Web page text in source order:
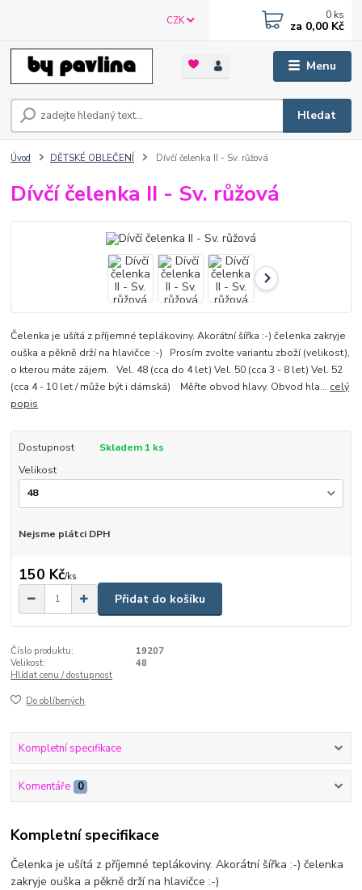
Menu
CZK
Hledat
0 ks
za 0,00 Kč
Úvod DĚTSKÉ OBLEČENÍ Dívčí čelenka II - Sv. růžová
Dívčí čelenka II - Sv. růžová
Čelenka je ušítá z příjemné teplákoviny. Akorátní šířka :-) čelenka zakryje
ouška a pěkně drží na hlavičce :-) Prosím zvolte variantu zboží (velikost),
o kterou máte zájem. Vel. 48 (cca do 4 let) Vel. 50 (cca 3 - 8 let) Vel. 52
(cca 4 - 10 let / může být i dámská) Měřte obvod hlavy. Obvod hla... celý
popis
Dostupnost
Skladem 1 ks
Velikost
Nejsme plátci DPH
150 Kč/ks
Přidat do košíku
Číslo produktu:
19207
Velikost:
48
Hlídat cenu / dostupnost
Do oblíbených
Kompletní specifikace
Komentáře 0
Kompletní specifikace
Čelenka je ušítá z příjemné teplákoviny. Akorátní šířka :-) čelenka
zakryje ouška a pěkně drží na hlavičce :-)